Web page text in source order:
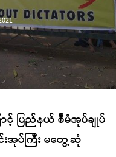
င့် ပြည်နယ် စီမံအုပ်ချုပ်
င်းအုပ်ကြီး မတွေ့ဆုံ